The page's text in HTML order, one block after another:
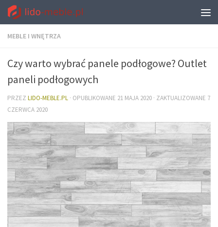
MEBLE I WNĘTRZA
Czy warto wybrać panele podłogowe? Outlet
paneli podłogowych
PRZEZ LIDO-MEBLE.PL · OPUBLIKOWANE 21 MAJA 2020 · ZAKTUALIZOWANE 7
CZERWCA 2020